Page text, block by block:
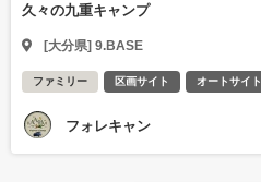
久々の九重キャンプ
[大分県] 9.BASE
ファミリー 区画サイト オートサイト
フォレキャン